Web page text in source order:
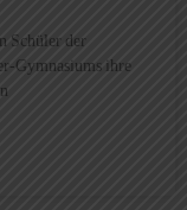
Schüler der
Gymnasiums ihre